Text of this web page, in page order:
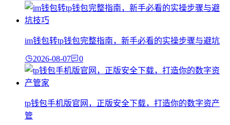
im钱包转tp钱包完整指南，新手必看的实操步骤与避坑
2026-08-07 0
tp钱包手机版官网，正版安全下载，打造你的数字资产
管